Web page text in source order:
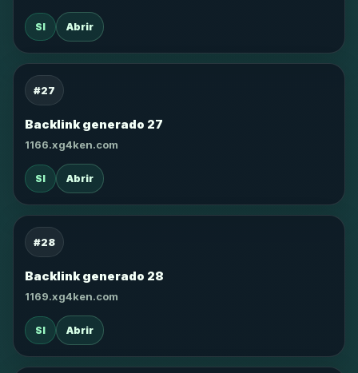
SI Abrir
#27
Backlink generado 27
1166.xg4ken.com
SI Abrir
#28
Backlink generado 28
1169.xg4ken.com
SI Abrir